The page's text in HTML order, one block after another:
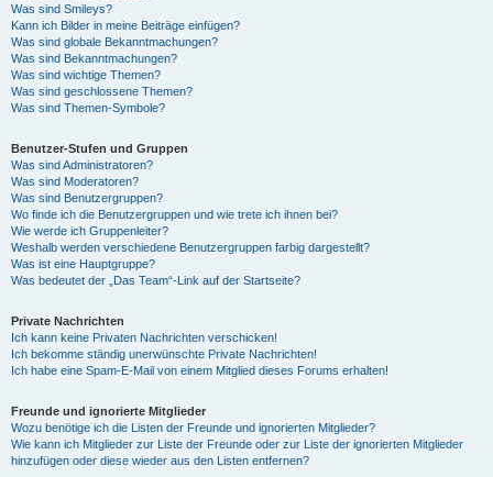
Was sind Smileys?
Kann ich Bilder in meine Beiträge einfügen?
Was sind globale Bekanntmachungen?
Was sind Bekanntmachungen?
Was sind wichtige Themen?
Was sind geschlossene Themen?
Was sind Themen-Symbole?
Benutzer-Stufen und Gruppen
Was sind Administratoren?
Was sind Moderatoren?
Was sind Benutzergruppen?
Wo finde ich die Benutzergruppen und wie trete ich ihnen bei?
Wie werde ich Gruppenleiter?
Weshalb werden verschiedene Benutzergruppen farbig dargestellt?
Was ist eine Hauptgruppe?
Was bedeutet der „Das Team“-Link auf der Startseite?
Private Nachrichten
Ich kann keine Privaten Nachrichten verschicken!
Ich bekomme ständig unerwünschte Private Nachrichten!
Ich habe eine Spam-E-Mail von einem Mitglied dieses Forums erhalten!
Freunde und ignorierte Mitglieder
Wozu benötige ich die Listen der Freunde und ignorierten Mitglieder?
Wie kann ich Mitglieder zur Liste der Freunde oder zur Liste der ignorierten Mitglieder
hinzufügen oder diese wieder aus den Listen entfernen?